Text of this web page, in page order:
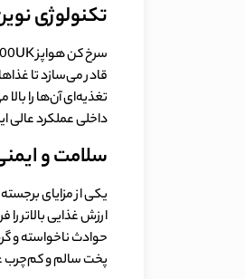
تکنولوژی
قادر می‌سازد تا
تغذیه‌ای آن‌ها را
داخلی عملکرد عالی
سلامت و
ارزش غذایی بالاتر
حوادث ناخواسته و
پخت سالم و کم‌چرب